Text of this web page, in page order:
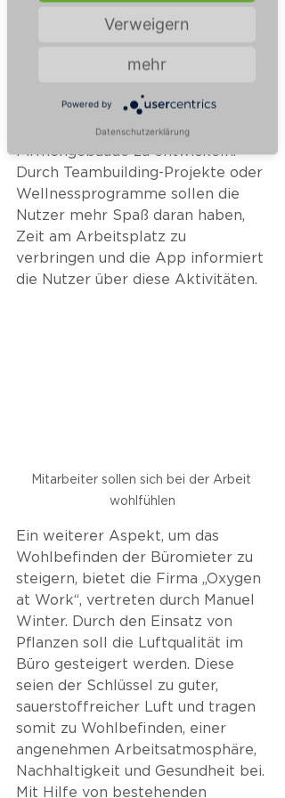
„Equiem One“ möchte, wie die
sich ihre Nutzer wohler bei der
Service, vergleichbar mit dem
eines Hotels, für ein ganzes
Firmengebäude zu entwickeln.
Durch Teambuilding-Projekte oder
Wellnessprogramme sollen die
Nutzer mehr Spaß daran haben,
Zeit am Arbeitsplatz zu
verbringen und die App informiert
die Nutzer über diese Aktivitäten.
Mitarbeiter sollen sich bei der Arbeit
wohlfühlen
Ein weiterer Aspekt, um das
Wohlbefinden der Büromieter zu
steigern, bietet die Firma „Oxygen
at Work“, vertreten durch Manuel
Winter. Durch den Einsatz von
Pflanzen soll die Luftqualität im
Büro gesteigert werden. Diese
seien der Schlüssel zu guter,
sauerstoffreicher Luft und tragen
somit zu Wohlbefinden, einer
angenehmen Arbeitsatmosphäre,
Nachhaltigkeit und Gesundheit bei.
Mit Hilfe von bestehenden
Verweigern
mehr
Powered by
Datenschutzerklärung